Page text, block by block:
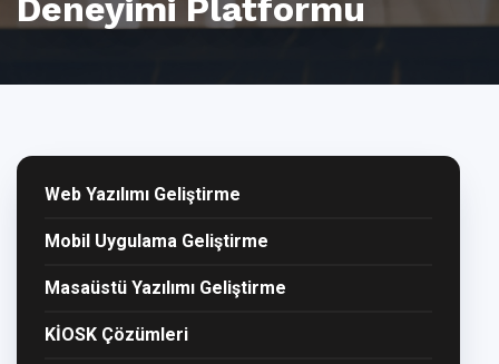
Deneyimi Platformu
Web Yazılımı Geliştirme
Mobil Uygulama Geliştirme
Masaüstü Yazılımı Geliştirme
KİOSK Çözümleri